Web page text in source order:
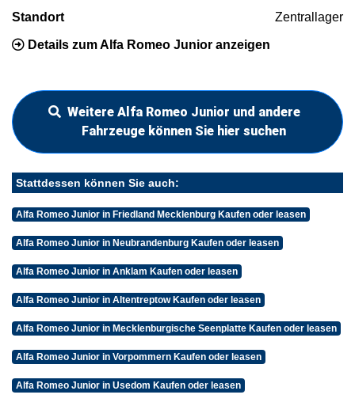
Standort Zentrallager
Details zum Alfa Romeo Junior anzeigen
Weitere Alfa Romeo Junior und andere
Fahrzeuge können Sie hier suchen
Stattdessen können Sie auch:
Alfa Romeo Junior in Friedland Mecklenburg Kaufen oder leasen
Alfa Romeo Junior in Neubrandenburg Kaufen oder leasen
Alfa Romeo Junior in Anklam Kaufen oder leasen
Alfa Romeo Junior in Altentreptow Kaufen oder leasen
Alfa Romeo Junior in Mecklenburgische Seenplatte Kaufen oder leasen
Alfa Romeo Junior in Vorpommern Kaufen oder leasen
Alfa Romeo Junior in Usedom Kaufen oder leasen